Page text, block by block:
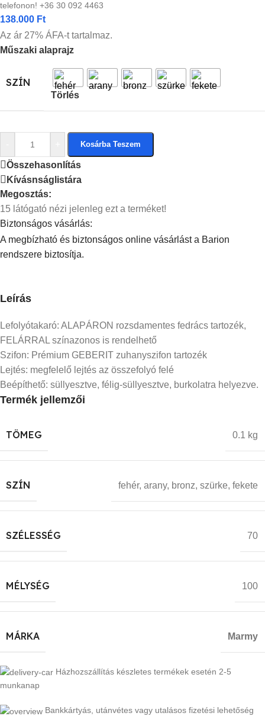
telefonon! +36 30 092 4463
138.000 Ft
Az ár 27% ÁFA-t tartalmaz.
Műszaki alaprajz
SZÍN
Törlés
Kosárba Teszem
Összehasonlítás
Kívásnságlistára
Megosztás:
15 látógató nézi jelenleg ezt a terméket!
Biztonságos vásárlás:
A megbízható és biztonságos online vásárlást a Barion
rendszere biztosítja.
Leírás
Lefolyótakaró: ALAPÁRON rozsdamentes fedrács tartozék,
FELÁRRAL színazonos is rendelhető
Szifon: Prémium GEBERIT zuhanyszifon tartozék
Lejtés: megfelelő lejtés az összefolyó felé
Beépíthető: süllyesztve, félig-süllyesztve, burkolatra helyezve.
Termék jellemzői
TÖMEG 0.1 kg
SZÍN fehér, arany, bronz, szürke, fekete
SZÉLESSÉG 70
MÉLYSÉG 100
MÁRKA Marmy
Házhozszállítás készletes termékek esetén 2-5
munkanap
Bankkártyás, utánvétes vagy utalásos fizetési lehetőség